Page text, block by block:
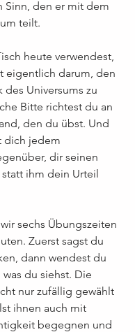
Sinn, den er mit dem
teilt.
heute verwendest,
eigentlich darum, den
des Universums zu
Bitte richtest du an
den du übst. Und
dich jedem
dir seinen
ihm dein Urteil
sechs Übungszeiten
Zuerst sagst du
dann wendest du
du siehst. Die
nur zufällig gewählt
ihnen auch mit
begegnen und